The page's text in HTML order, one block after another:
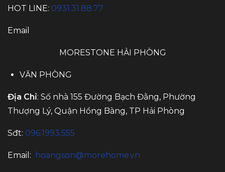
HOT LINE: 0931.31.88.77
Email
MORESTONE HẢI PHÒNG
VĂN PHÒNG
Địa Chỉ: Số nhà 155 Đường Bạch Đằng, Phường
Thượng Lý, Quận Hồng Bàng, TP Hải Phòng
Sđt: 096.1993.555
Email: hoangson@morehome.vn